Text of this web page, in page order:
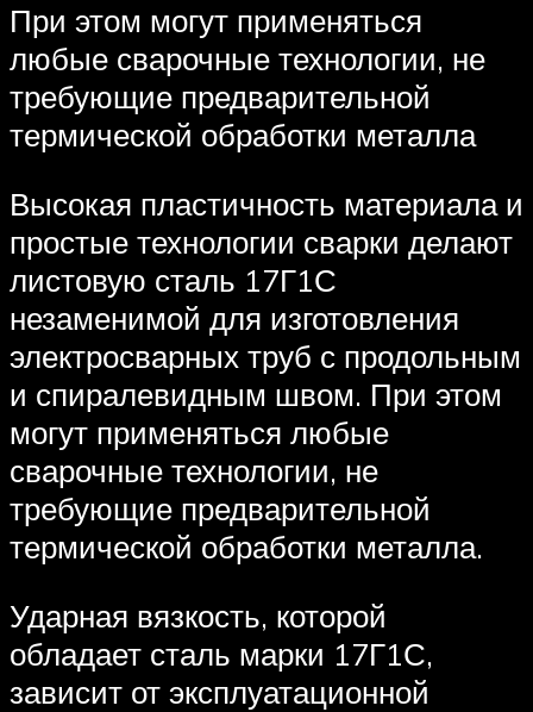
При этом могут применяться
любые сварочные технологии, не
требующие предварительной
термической обработки металла
Высокая пластичность материала и
простые технологии сварки делают
листовую сталь 17Г1С
незаменимой для изготовления
электросварных труб с продольным
и спиралевидным швом. При этом
могут применяться любые
сварочные технологии, не
требующие предварительной
термической обработки металла.
Ударная вязкость, которой
обладает сталь марки 17Г1С,
зависит от эксплуатационной